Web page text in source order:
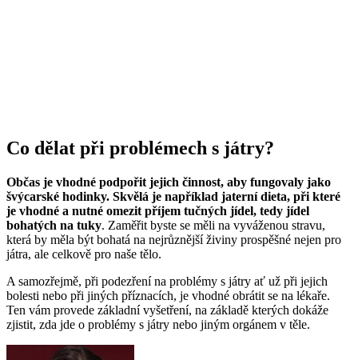
Co dělat při problémech s játry?
Občas je vhodné podpořit jejich činnost, aby fungovaly jako
švýcarské hodinky. Skvělá je například jaterní dieta, při které
je vhodné a nutné omezit příjem tučných jídel, tedy jídel
bohatých na tuky. Zaměřit byste se měli na vyváženou stravu,
která by měla být bohatá na nejrůznější živiny prospěšné nejen pro
játra, ale celkově pro naše tělo.
A samozřejmě, při podezření na problémy s játry ať už při jejich
bolesti nebo při jiných příznacích, je vhodné obrátit se na lékaře.
Ten vám provede základní vyšetření, na základě kterých dokáže
zjistit, zda jde o problémy s játry nebo jiným orgánem v těle.